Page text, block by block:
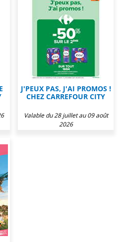
J'PEUX PAS, J'AI PROMOS !
CHEZ CARREFOUR CITY
Valable du 28 juillet au 09 août
2026